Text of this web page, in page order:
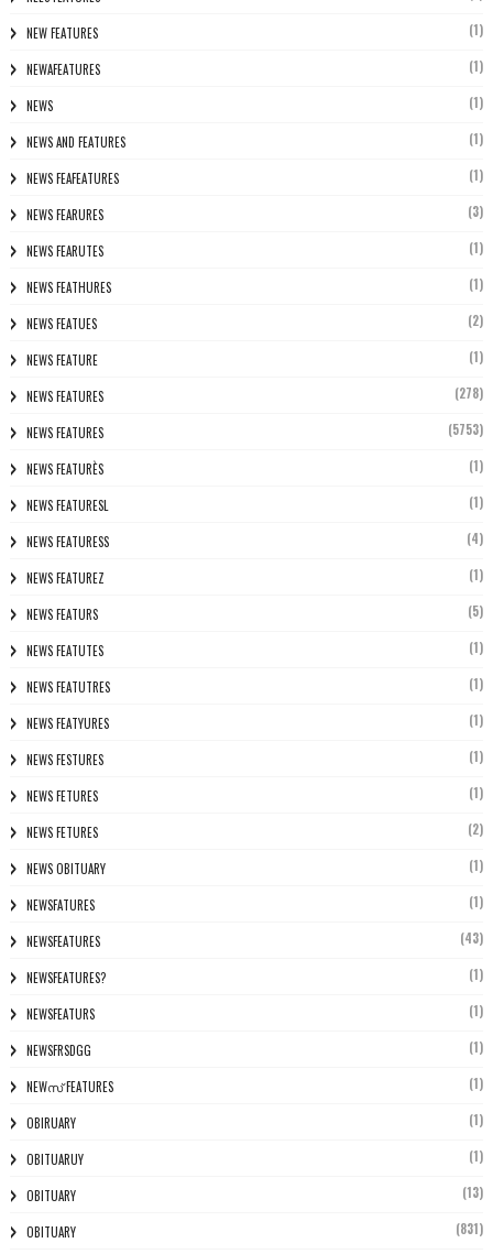
NEW FEATURES (1)
NEWAFEATURES (1)
NEWS (1)
NEWS AND FEATURES (1)
NEWS FEAFEATURES (1)
NEWS FEARURES (3)
NEWS FEARUTES (1)
NEWS FEATHURES (1)
NEWS FEATUES (2)
NEWS FEATURE (1)
NEWS FEATURES (278)
NEWS FEATURES (5753)
NEWS FEATURÈS (1)
NEWS FEATURESL (1)
NEWS FEATURESS (4)
NEWS FEATUREZ (1)
NEWS FEATURS (5)
NEWS FEATUTES (1)
NEWS FEATUTRES (1)
NEWS FEATYURES (1)
NEWS FESTURES (1)
NEWS FETURES (1)
NEWS FETURES (2)
NEWS OBITUARY (1)
NEWSFATURES (1)
NEWSFEATURES (43)
NEWSFEATURES? (1)
NEWSFEATURS (1)
NEWSFRSDGG (1)
NEWസ് FEATURES (1)
OBIRUARY (1)
OBITUARUY (1)
OBITUARY (13)
OBITUARY (831)